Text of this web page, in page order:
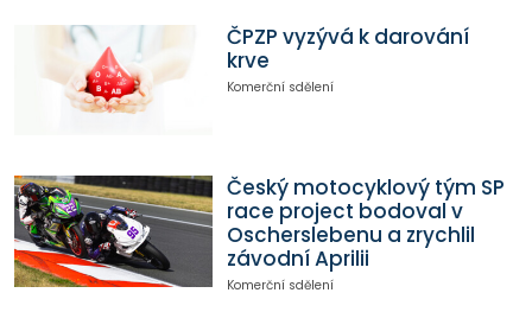
ČPZP vyzývá k darování
krve
Komerční sdělení
Český motocyklový tým SP
race project bodoval v
Oscherslebenu a zrychlil
závodní Aprilii
Komerční sdělení